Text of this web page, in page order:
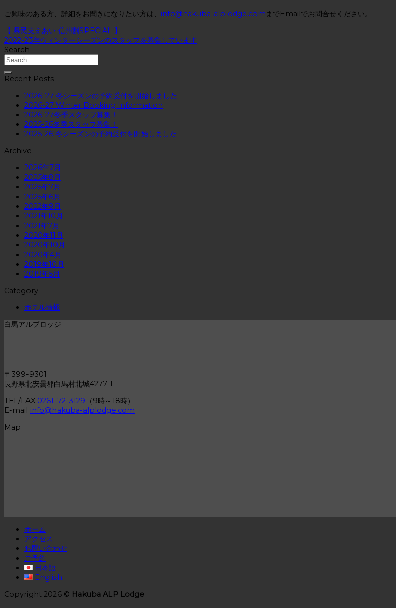
ご興味のある方、詳細をお聞きになりたい方は、 info@hakuba-alplodge.com までEmailでお問合せください。
【 県民支えあい 信州割SPECIAL 】
2022-23年ウィンターシーズンのスタッフを募集しています
Search
Recent Posts
2026-27 冬シーズンの予約受付を開始しました
2026-27 Winter Booking Information
2026-27冬季スタッフ募集！
2025-26冬季スタッフ募集！
2025-26 冬シーズンの予約受付を開始しました
Archive
2026年7月
2025年8月
2025年7月
2025年6月
2022年9月
2021年10月
2021年7月
2020年11月
2020年10月
2020年4月
2019年10月
2019年5月
Category
ホテル情報
白馬アルプロッジ
〒399-9301
長野県北安曇郡白馬村北城4277-1
TEL/FAX 0261-72-3129 （9時～18時）
E-mail info@hakuba-alplodge.com
Map
ホーム
アクセス
お問い合わせ
ご予約
日本語
English
Copyright 2026 © Hakuba ALP Lodge